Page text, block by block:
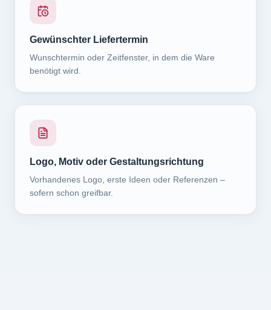
Gewünschter Liefertermin
Wunschtermin oder Zeitfenster, in dem die Ware
benötigt wird.
Logo, Motiv oder Gestaltungsrichtung
Vorhandenes Logo, erste Ideen oder Referenzen –
sofern schon greifbar.